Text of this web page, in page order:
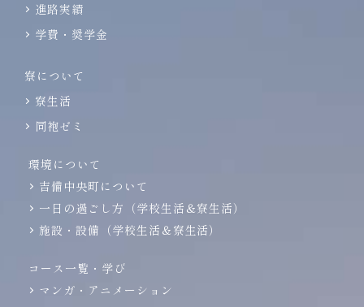
進路実績
学費・奨学金
寮について
寮生活
同袍ゼミ
環境について
吉備中央町について
一日の過ごし方（学校生活＆寮生活）
施設・設備（学校生活＆寮生活）
コース一覧・学び
マンガ・アニメーション